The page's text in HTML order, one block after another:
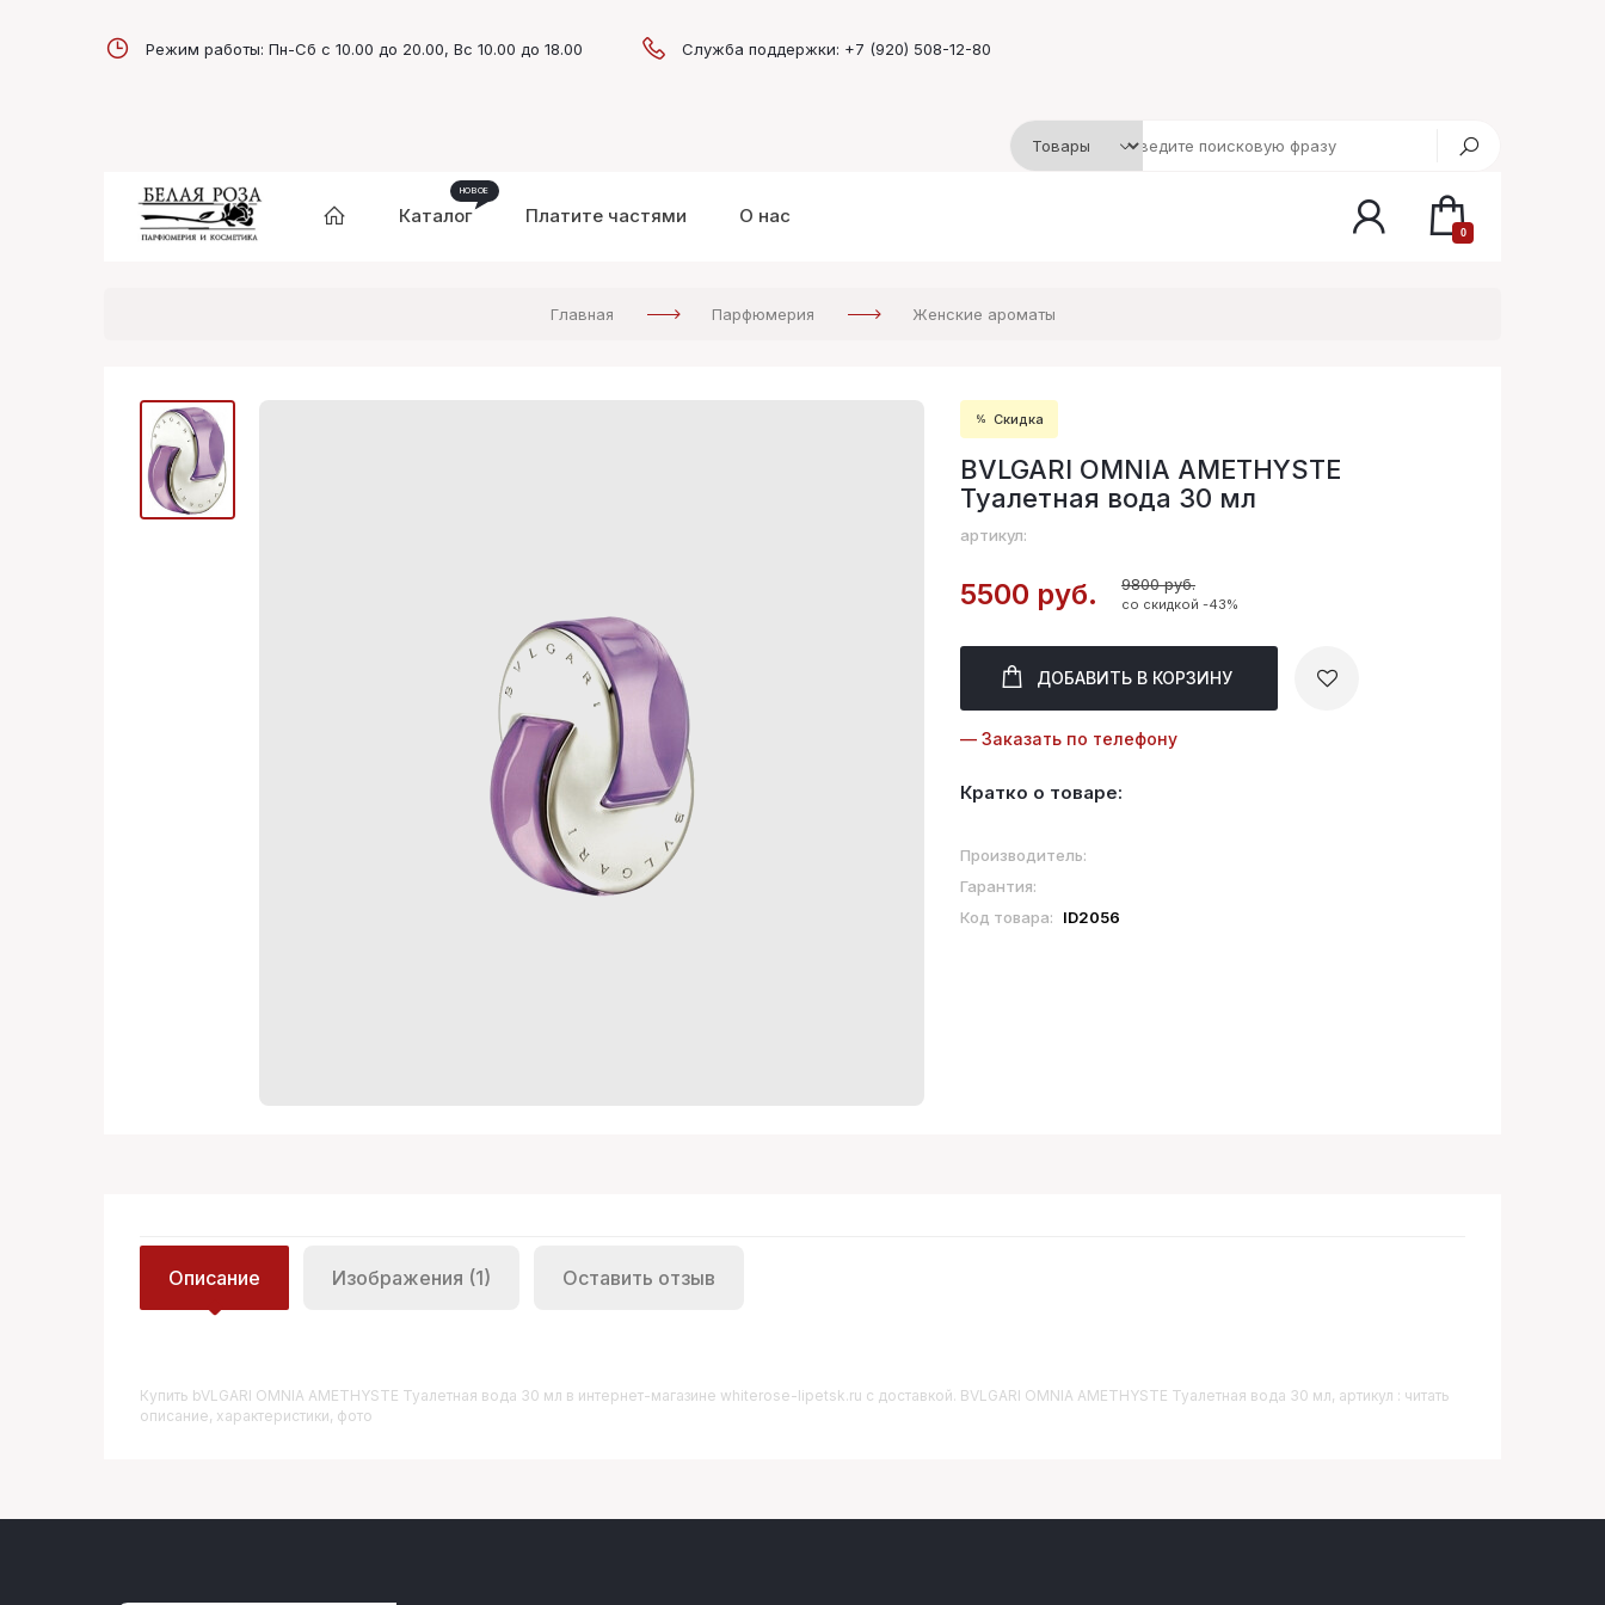
Режим работы: Пн-Сб с 10.00 до 20.00, Вс 10.00 до 18.00 Служба поддержки: +7 (920) 508-12-80
Каталог Платите частями О нас
0
Главная Парфюмерия Женские ароматы
Скидка
BVLGARI OMNIA AMETHYSTE
Туалетная вода 30 мл
артикул:
5500 руб. 9800 руб.
со скидкой -43%
ДОБАВИТЬ В КОРЗИНУ
— Заказать по телефону
Кратко о товаре:
Производитель:
Гарантия:
Код товара:
ID2056
Описание Изображения (1) Оставить отзыв
Купить BVLGARI OMNIA AMETHYSTE Туалетная вода 30 мл в интернет-магазине whiterose-lipetsk.ru с доставкой. BVLGARI OMNIA AMETHYSTE Туалетная вода 30 мл, артикул : читать
описание, характеристики, фото